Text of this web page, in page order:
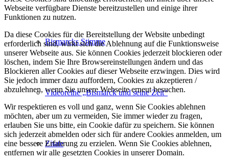
Bismarcks Stimme
Videoreihe „Bismarck und seine Zeit“
Zitate
Webseite verfügbare Dienste bereitzustellen und einige ihrer
Funktionen zu nutzen.
Da diese Cookies für die Bereitstellung der Website unbedingt
erforderlich sind, wirkt sich die Ablehnung auf die Funktionsweise
unserer Webseite aus. Sie können Cookies jederzeit blockieren oder
löschen, indem Sie Ihre Browsereinstellungen ändern und das
Blockieren aller Cookies auf dieser Webseite erzwingen. Dies wird
Sie jedoch immer dazu auffordern, Cookies zu akzeptieren /
abzulehnen, wenn Sie unsere Webseite erneut besuchen.
Wir respektieren es voll und ganz, wenn Sie Cookies ablehnen
möchten, aber um zu vermeiden, Sie immer wieder zu fragen,
erlauben Sie uns bitte, ein Cookie dafür zu speichern. Sie können
sich jederzeit abmelden oder sich für andere Cookies anmelden, um
eine bessere Erfahrung zu erzielen. Wenn Sie Cookies ablehnen,
entfernen wir alle gesetzten Cookies in unserer Domain.